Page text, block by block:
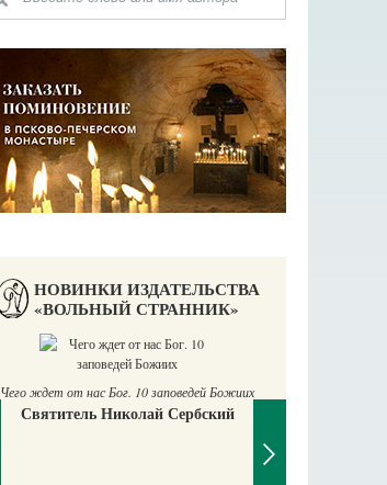
НОВИНКИ ИЗДАТЕЛЬСТВА
«ВОЛЬНЫЙ СТРАННИК»
Чего ждет от нас Бог. 10 заповедей Божиих
Святитель Николай Сербский